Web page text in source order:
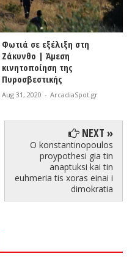
Φωτιά σε εξέλιξη στη
Ζάκυνθο | Άμεση
κινητοποίηση της
Πυροσβεστικής
Aug 31, 2020 - ArcadiaSpot.gr
NEXT »
O konstantinopoulos
proypothesi gia tin
anaptuksi kai tin
euhmeria tis xoras einai i
dimokratia